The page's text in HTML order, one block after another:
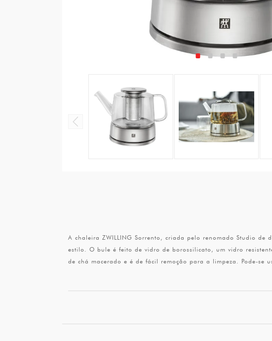
A chaleira ZWILLING Sorrento, criada pelo renomado Studio
estilo. O bule é feito de vidro de borossilicato, um vidro
de chá macerado e é de fácil remoção para a limpeza. Pode-se